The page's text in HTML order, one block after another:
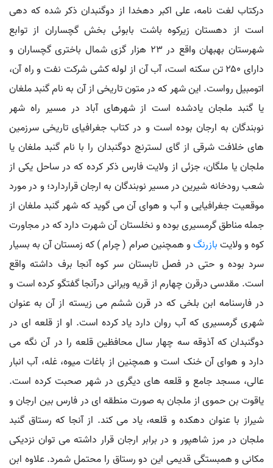
درکتاب لغت نامه، علی اکبر دهخدا از دوگنبدان ذکر شده که دهی
است از دهستان زیرکوه باشت بابوئی بخش گچساران از توابع
شهرستان بهبهان واقع در ۲۳ هزار گزی شمال باختری گچساران و
دارای ۲۵۰ تن سکنه است، آب آن از لوله کشی شرکت نفت و راه آن،
اتومبیل رواست. این شهر که در متون تاریخی از آن به نام گنبد ملغان
یا گنبد ملجان یادشده است از شهرهای آباد در مسیر راه شهر
نوبندگان به ارجان بوده است و در کتاب جغرافیای تاریخی سرزمین
های خلافت شرقی از گای لسترنج دوگنبدان را با نام گنبد ملغان یا
ملجان یا ملگان، جزئی از ولایت فارس ذکر کرده که در ساحل یکی از
شعب رودخانه شیرین در مسیر نوبندگان به ارجان قراردارد؛ و در مورد
موقعیت جغرافیایی و آب و هوای آن می گوید که شهر گنبد ملغان از
جمله مناطق گرمسیری بوده و نخلستان آن شهرت دارد که در مجاورت
کوه و ولایتبازرنگو همچنین صرام ( چرام ) که زمستان آن به بسیار
سرد بوده و حتی در فصل تابستان سر کوه آنجا برف داشته واقع
است. مقدسی درقرن چهارم از قریه ویرانی درآنجا گفتگو کرده است و
در فارسنامه ابن بلخی که در قرن ششم می زیسته از آن به عنوان
شهری گرمسیری که آب روان دارد یاد کرده است. او از قلعه ای در
دوگنبدان که آذوقه سه چهار سال محافظین قلعه را در آن نگه می
دارد و هوای آن خنک است و همچنین از باغات میوه، غله، آب انبار
عالی، مسجد جامع و قلعه های دیگری در شهر صحبت کرده است.
یاقوت بن حموی از ملجان به صورت منطقه ای در فارس بین ارجان و
شیراز با عنوان دهکده و قلعه، یاد می کند. از آنجا که رستاق گنبد
ملجان در مرز شاهپور و در برابر ارجان قرار داشته می توان نزدیکی
مکانی و همبستگی قدیمی این دو رستاق را محتمل شمرد. علاوه ابن